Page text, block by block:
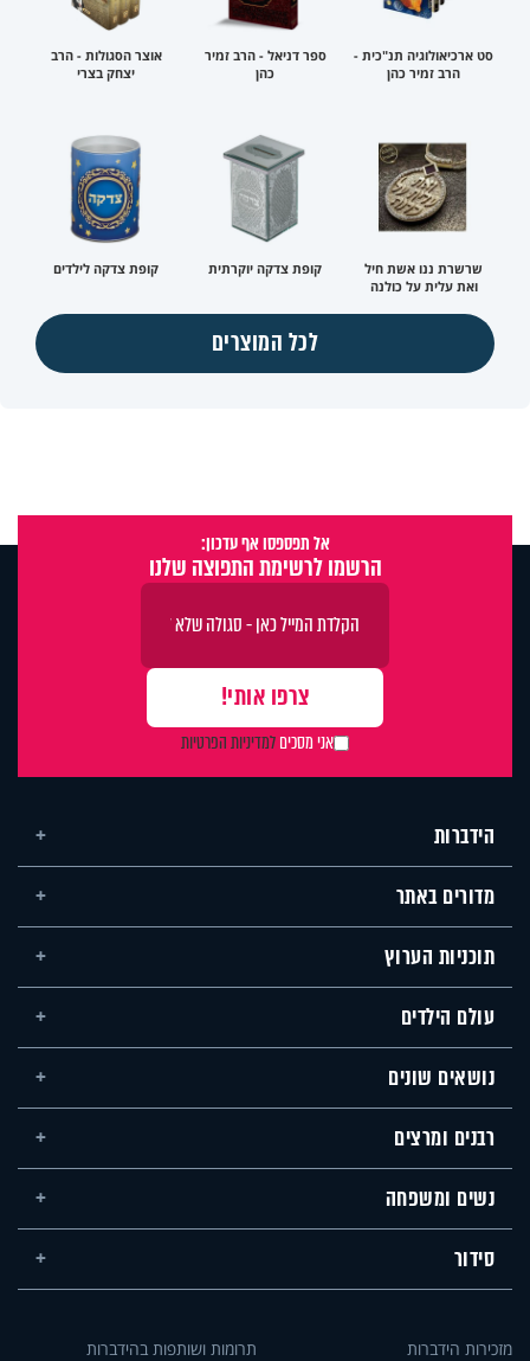
סט ארכיאולוגיה תנ"כית -
הרב זמיר כהן
ספר דניאל - הרב זמיר
כהן
אוצר הסגולות - הרב
יצחק בצרי
שרשרת ננו אשת חיל
ואת עלית על כולנה
קופת צדקה יוקרתית קופת צדקה לילדים
לכל המוצרים
אל תפספסו אף עדכון:
הרשמו לרשימת התפוצה שלנו
אני מסכיםלמדיניות הפרטיות
הידברות
מדורים באתר
תוכניות הערוץ
עולם הילדים
נושאים שונים
רבנים ומרצים
נשים ומשפחה
סידור
מזכירות הידברות תרומות ושותפות בהידברות